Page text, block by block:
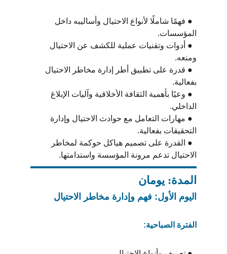
المدة: يومان
اليوم الأول: فهم وإدارة مخاطر الاحتيال
الفترة الصباحية:
  ● فهمًا شاملًا لأنواع الاحتيال وأساليبه داخل
المؤسسات.
  ● أدوات وتقنيات عملية للكشف عن الاحتيال
ومنعه.
  ● قدرة على تطبيق أطر إدارة مخاطر الاحتيال
بفعالية.
  ● وعيًا بأهمية الثقافة الأخلاقية وآليات الإبلاغ
الداخلي.
  ● مهارات التعامل مع حوادث الاحتيال وإدارة
التحقيقات بفعالية.
  ● القدرة على تصميم هياكل حوكمة لمخاطر
الاحتيال تدعم مرونة المؤسسة واستدامتها.